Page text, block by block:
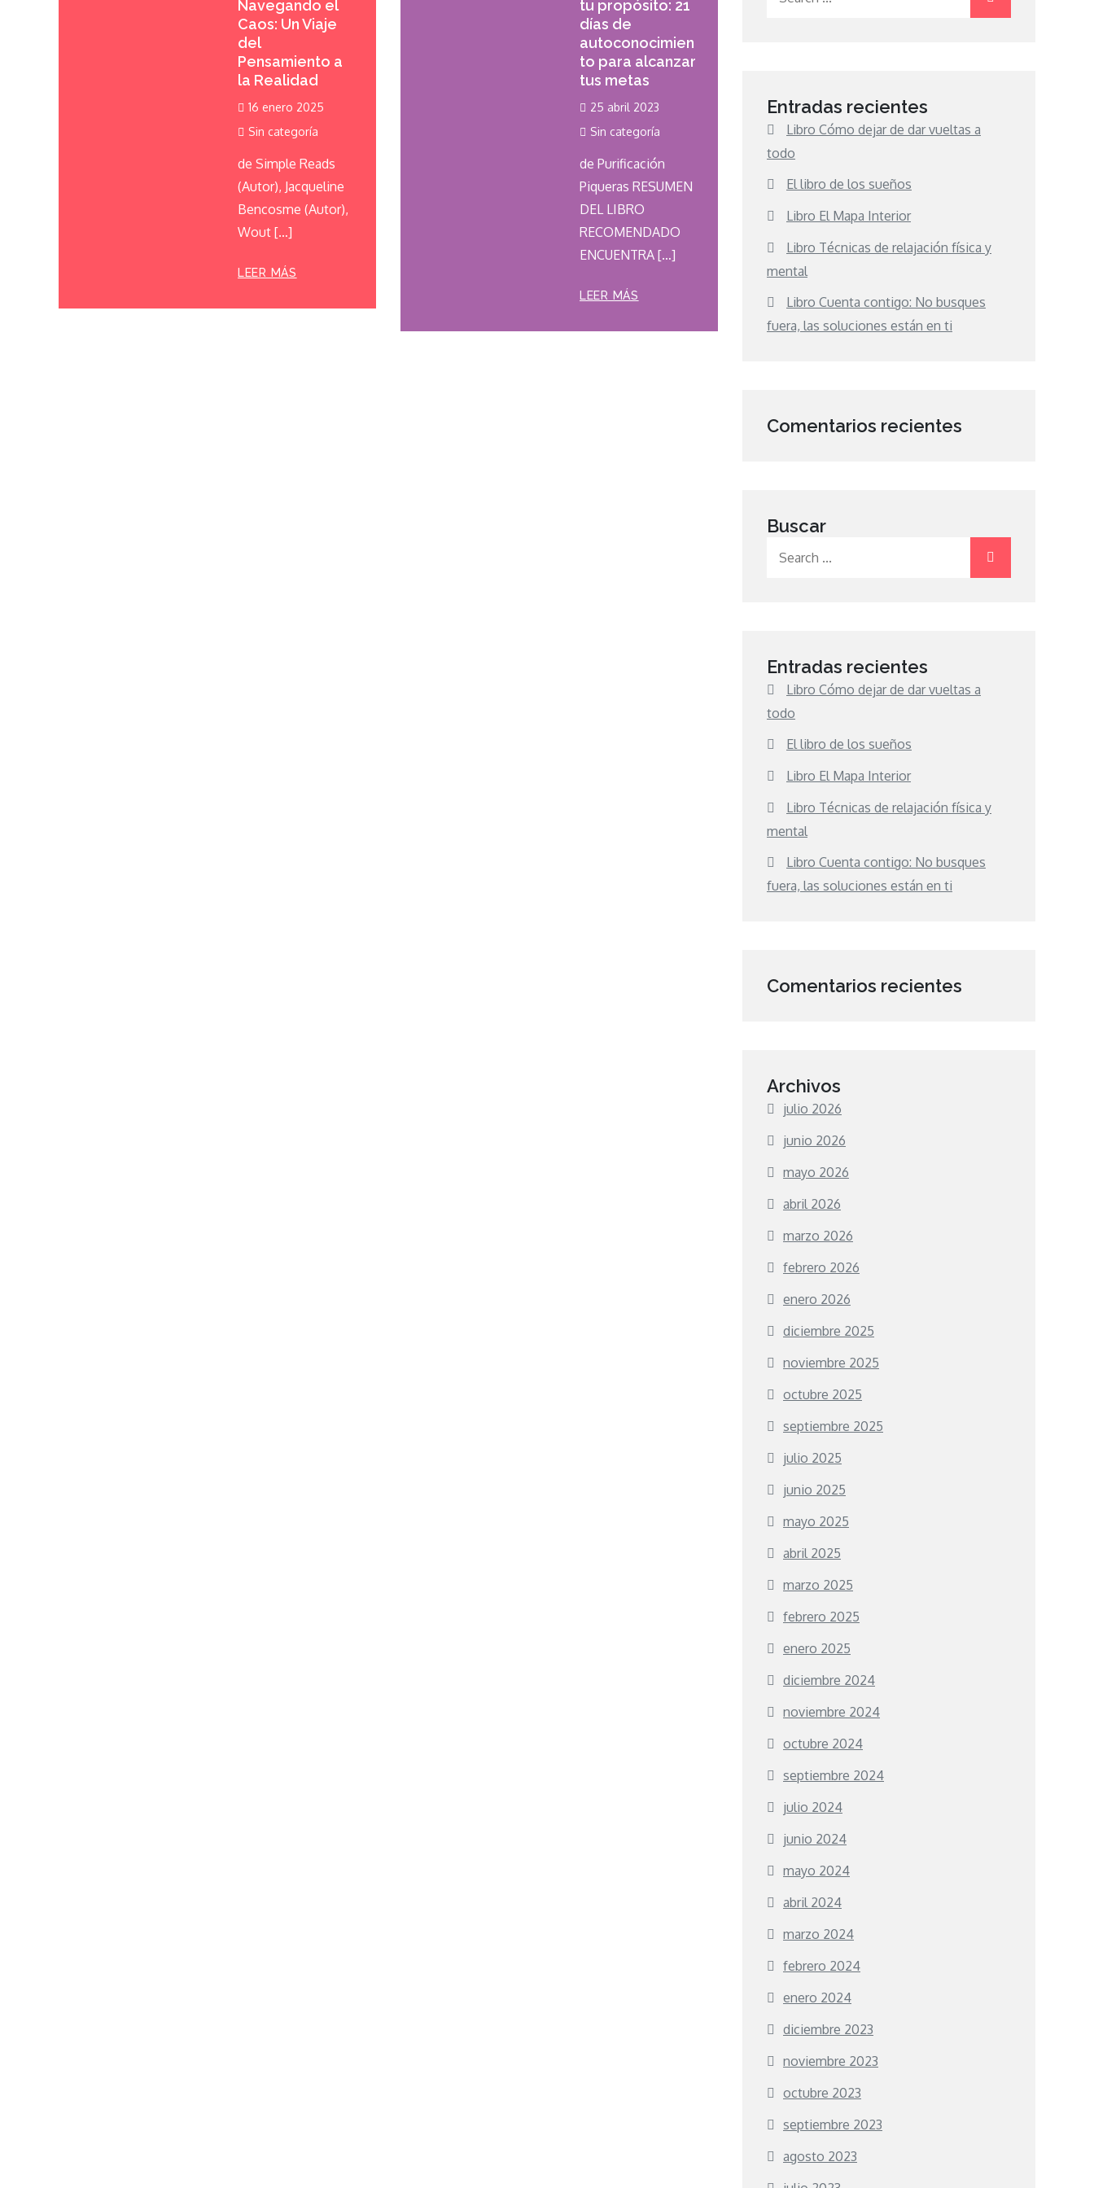
Navegando el
Caos: Un Viaje
del
Pensamiento a
la Realidad
16 enero 2025
Sin categoría
de Simple Reads
(Autor), Jacqueline
Bencosme (Autor),
Wout […]
LEER MÁS
tu propósito: 21
días de
autoconocimien
to para alcanzar
tus metas
25 abril 2023
Sin categoría
de Purificación
Piqueras RESUMEN
DEL LIBRO
RECOMENDADO
ENCUENTRA […]
LEER MÁS
Entradas recientes
Libro Cómo dejar de dar vueltas a
todo
El libro de los sueños
Libro El Mapa Interior
Libro Técnicas de relajación física y
mental
Libro Cuenta contigo: No busques
fuera, las soluciones están en ti
Comentarios recientes
Buscar
Entradas recientes
Libro Cómo dejar de dar vueltas a
todo
El libro de los sueños
Libro El Mapa Interior
Libro Técnicas de relajación física y
mental
Libro Cuenta contigo: No busques
fuera, las soluciones están en ti
Comentarios recientes
Archivos
julio 2026
junio 2026
mayo 2026
abril 2026
marzo 2026
febrero 2026
enero 2026
diciembre 2025
noviembre 2025
octubre 2025
septiembre 2025
julio 2025
junio 2025
mayo 2025
abril 2025
marzo 2025
febrero 2025
enero 2025
diciembre 2024
noviembre 2024
octubre 2024
septiembre 2024
julio 2024
junio 2024
mayo 2024
abril 2024
marzo 2024
febrero 2024
enero 2024
diciembre 2023
noviembre 2023
octubre 2023
septiembre 2023
agosto 2023